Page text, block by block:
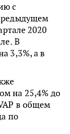
с
2020
В
3,3%, а в
на 25,4% до
в общем
по